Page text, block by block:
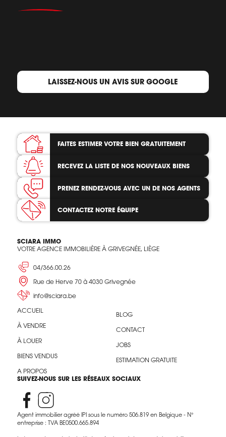
LAISSEZ-NOUS UN AVIS SUR GOOGLE
FAITES ESTIMER VOTRE BIEN GRATUITEMENT
RECEVEZ LA LISTE DE NOS NOUVEAUX BIENS
PRENEZ RENDEZ-VOUS AVEC UN DE NOS AGENTS
CONTACTEZ NOTRE ÉQUIPE
SCIARA IMMO
VOTRE AGENCE IMMOBILIÈRE À GRIVEGNÉE, LIÈGE
04/366.00.26
Rue de Herve 70 à 4030 Grivegnée
info@sciara.be
ACCUEIL
À VENDRE
À LOUER
BIENS VENDUS
A PROPOS
BLOG
CONTACT
JOBS
ESTIMATION GRATUITE
SUIVEZ-NOUS SUR LES RÉSEAUX SOCIAUX
Agent immobilier agréé IPI sous le numéro 506.819 en Belgique - N°
entreprise : TVA BE0500.665.894